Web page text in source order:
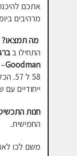
אתכם
מרהיבים
התחילו ב
Goodman
58 ל
ייחודיים
חנות
החמישית.
משם לכו
מה תמצאו?